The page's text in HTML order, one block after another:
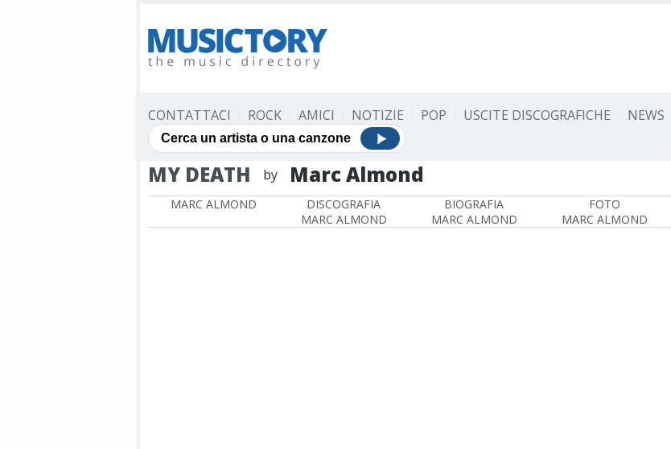
CONTATTACI ROCK AMICI NOTIZIE POP USCITE DISCOGRAFICHE NEWS
MY DEATH by Marc Almond
MARC ALMOND
DISCOGRAFIA
MARC ALMOND
BIOGRAFIA
MARC ALMOND
FOTO
MARC ALMOND